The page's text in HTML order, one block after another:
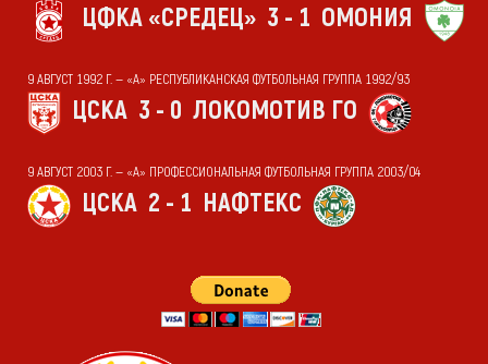
ЦФКА «СРЕДЕЦ» 3 - 1 ОМОНИЯ
9 АВГУСТ 1992 Г. — «А» РЕСПУБЛИКАНСКАЯ ФУТБОЛЬНАЯ ГРУППА 1992/93
ЦСКА 3 - 0 ЛОКОМОТИВ ГО
9 АВГУСТ 2003 Г. — «А» ПРОФЕССИОНАЛЬНАЯ ФУТБОЛЬНАЯ ГРУППА 2003/04
ЦСКА 2 - 1 НАФТЕКС